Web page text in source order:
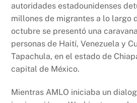
autoridades estadounidenses
millones de migrantes a lo largo
octubre se presentó una
personas de Haití, Venezuela y
Tapachula, en el estado de
capital de México.
Mientras AMLO iniciaba un